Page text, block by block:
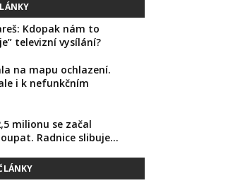
Kdopak nám to
televizní vysílání?
na mapu ochlazení.
i k nefunkčním
milionu se začal
Radnice slibuje…